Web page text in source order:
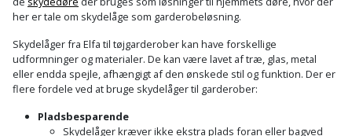
lim
Fugtsikring
Garageport
Gelænder
Fil
Fugepistol
og
skumpistol
Gevindskærer
Batteri
Betonsliber
løvblæser
Motorenhed
Motorsav
og
autotilbehør
Brænde
Brændeovn
Brandslukker
Rengøring
afrensning
Spartelmasse
til
og
fittings
Stålvask
Kvik
Guides
her er tale om skydelåge som garderobeløsning.
Skydelåger fra Elfa til tøjgarderober kan have forskellige
udformninger og materialer. De kan være lavet af træ, glas, metal
eller endda spejle, afhængigt af den ønskede stil og funktion. Der er
flere fordele ved at bruge skydelåger til garderober:
Pladsbesparende
Skydelåger kræver ikke ekstra plads foran eller bagved